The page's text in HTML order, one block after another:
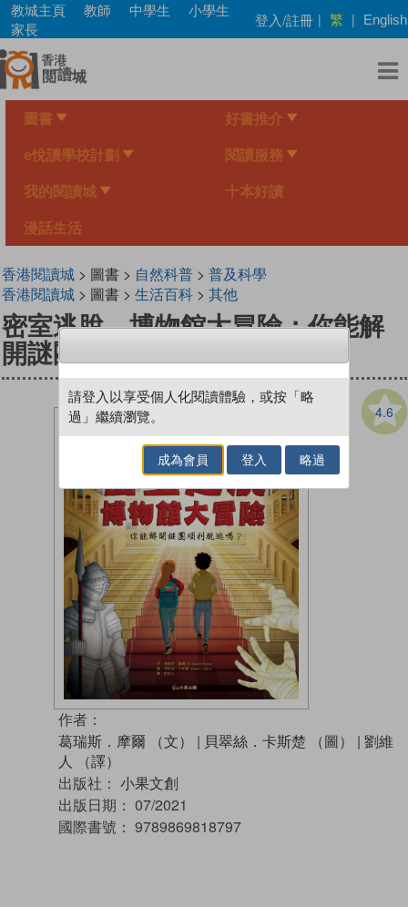
Skip
main
content
教城主頁 教師 中學生
小學生
家長
登入/註冊 | 繁 | English
圖書 好書推介
e悅讀學校計劃 閱讀服務
我的閱讀城 十本好讀
漫話生活
香港閱讀城> 圖書 > 自然科普> 普及科學
香港閱讀城> 圖書 > 生活百科> 其他
密室逃脫．博物館大冒險：你能解
開謎團順利脫逃嗎？
4.6
作者：
葛瑞斯．摩爾 （文）
| 貝翠絲．卡斯楚 （圖） | 劉維
人 （譯）
出版社： 小果文創
出版日期： 07/2021
國際書號： 9789869818797
請登入以享受個人化閱讀體驗，或按「略
過」繼續瀏覽。
成為會員 登入 略過